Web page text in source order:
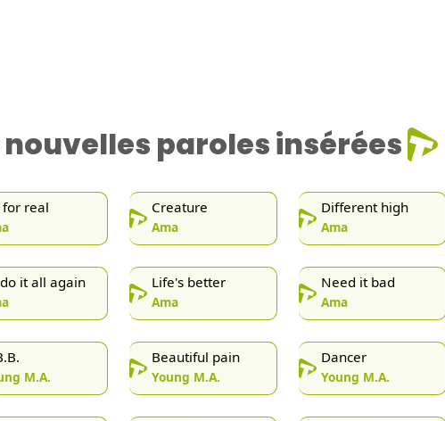
paroles insérées
for real Creature
Ama
Different high
Ama
it all again Life's better
Ama
Need it bad
Ama
M.A.
Beautiful pain
Young M.A.
Dancer
Young M.A.